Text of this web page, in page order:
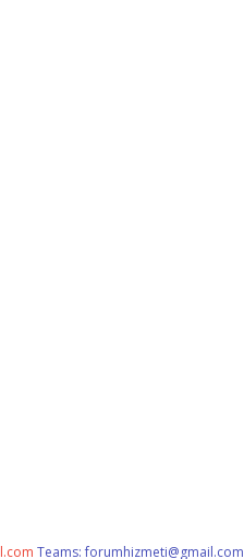
Teams:forumhizmeti@gmail.com